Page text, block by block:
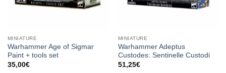
MINIATURE
Warhammer Age of Sigmar
Paint + tools set
35,00€
MINIATURE
Warhammer Adeptus
Custodes: Sentinelle Custodi
51,25€